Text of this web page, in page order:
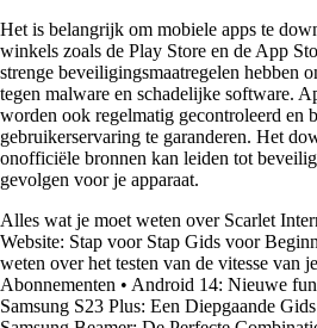
Het is belangrijk om mobiele apps te
winkels zoals de Play Store en de App
strenge beveiligingsmaatregelen hebben
tegen malware en schadelijke software.
worden ook regelmatig gecontroleerd en
gebruikerservaring te garanderen. Het
onofficiële bronnen kan leiden tot
gevolgen voor je apparaat.
Alles wat je moet weten over Scarlet
Website: Stap voor Stap Gids voor
weten over het testen van de vitesse van
Abonnementen • Android 14: Nieuwe
Samsung S23 Plus: Een Diepgaande Gids